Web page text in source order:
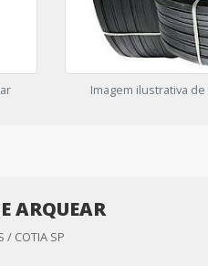
Imagem ilustrativa
ARQUEAR
/ COTIA SP